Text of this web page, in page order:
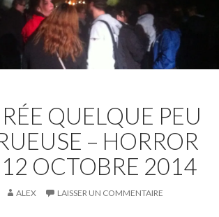
QUELQUE PEU
– HORROR
OCTOBRE 2014
ALEX LAISSER UN COMMENTAIRE